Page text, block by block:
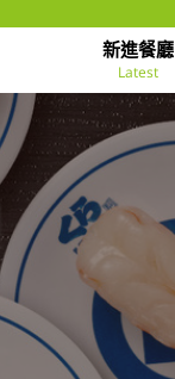
新進餐廳
Latest